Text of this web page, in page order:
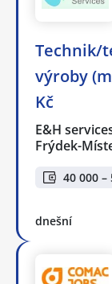
Technik/
výroby
Kč
E&H
Frýdek-
40 000 –
dnešní